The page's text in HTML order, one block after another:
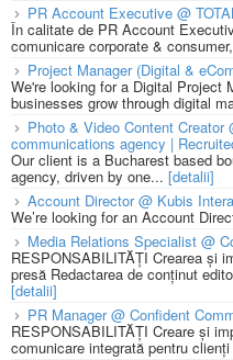
PR Account Executive @
În calitate de PR Account
comunicare corporate &
Project Manager (Digital &
We're looking for a Digital Project
businesses grow through digital
Photo & Video Content Creator
communications agency |
Our client is a Bucharest based
agency, driven by one... [detalii]
Account Director @ Kubis
We’re looking for an Account
Media Relations Specialist @
RESPONSABILITĂȚI Crearea și
presă Redactarea de conținut
[detalii]
PR Manager @ Confident
RESPONSABILITĂȚI Creare și
comunicare integrată pentru